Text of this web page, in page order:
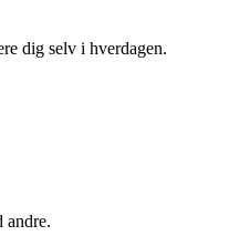
dig selv i hverdagen.
andre.